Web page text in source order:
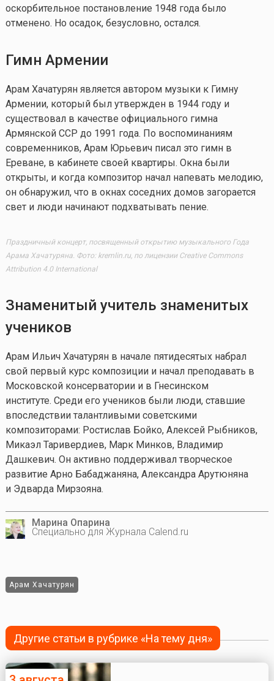
оскорбительное постановление 1948 года было
отменено. Но осадок, безусловно, остался.
Гимн Армении
Арам Хачатурян является автором музыки к Гимну
Армении, который был утвержден в 1944 году и
существовал в качестве официального гимна
Армянской ССР до 1991 года. По воспоминаниям
современников, Арам Юрьевич писал это гимн в
Ереване, в кабинете своей квартиры. Окна были
открыты, и когда композитор начал напевать мелодию,
он обнаружил, что в окнах соседних домов загорается
свет и люди начинают подхватывать пение.
Праздничный концерт, посвященный открытию музыкального Года
Арама Хачатуряна. Фото: kremlin.ru, по лицензии Creative Commons
Attribution 4.0 International
Знаменитый учитель знаменитых
учеников
Арам Ильич Хачатурян в начале пятидесятых набрал
свой первый курс композиции и начал преподавать в
Московской консерватории и в Гнесинском
институте. Среди его учеников были люди, ставшие
впоследствии талантливыми советскими
композиторами: Ростислав Бойко, Алексей Рыбников,
Микаэл Таривердиев, Марк Минков, Владимир
Дашкевич. Он активно поддерживал творческое
развитие Арно Бабаджаняна, Александра Арутюняна
и Эдварда Мирзояна.
Марина Опарина
Специально для Журнала Calend.ru
Арам Хачатурян
Другие статьи в рубрике «На тему дня»